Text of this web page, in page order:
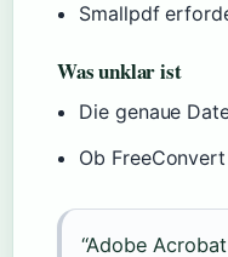
Smallpdf
Was unklar ist
Die genaue
Ob
“Adobe